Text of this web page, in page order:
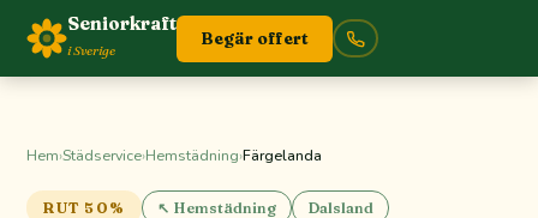
Seniorkraft
i Sverige
Begär offert
Hem›Städservice›Hemstädning›Färgelanda
RUT 50% ↖ Hemstädning Dalsland